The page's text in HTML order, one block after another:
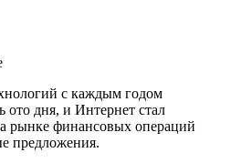
с каждым годом
ото дня, и Интернет стал
рынке финансовых операций
предложения.